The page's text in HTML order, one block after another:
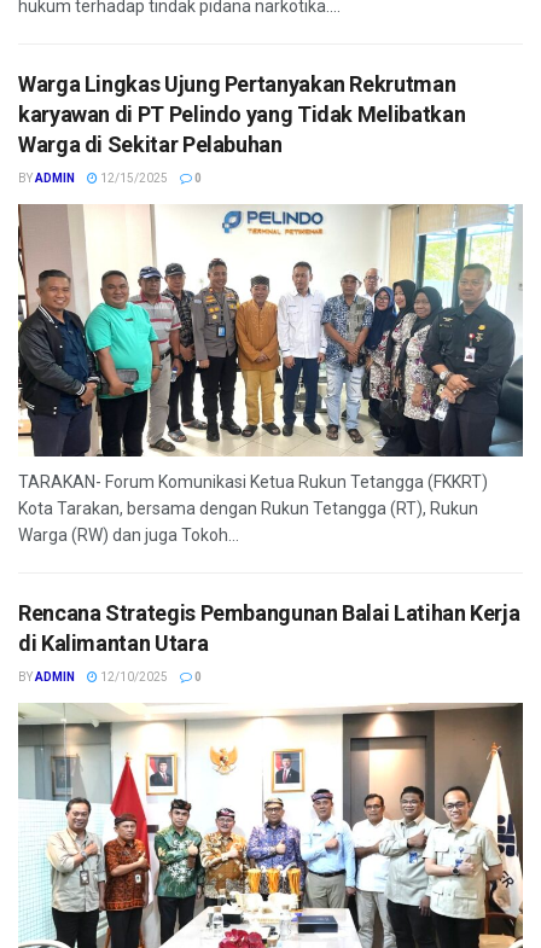
hukum terhadap tindak pidana narkotika....
Warga Lingkas Ujung Pertanyakan Rekrutman
karyawan di PT Pelindo yang Tidak Melibatkan
Warga di Sekitar Pelabuhan
BYADMIN 12/15/2025 0
TARAKAN- Forum Komunikasi Ketua Rukun Tetangga (FKKRT)
Kota Tarakan, bersama dengan Rukun Tetangga (RT), Rukun
Warga (RW) dan juga Tokoh...
Rencana Strategis Pembangunan Balai Latihan Kerja
di Kalimantan Utara
BYADMIN 12/10/2025 0